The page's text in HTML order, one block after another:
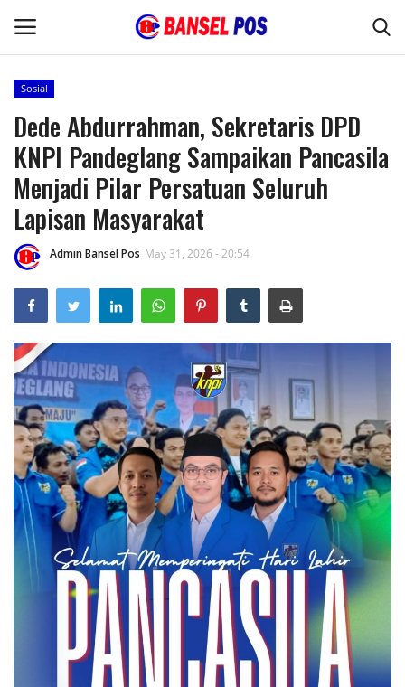
Home
Kode Etik Jurnalistik
Pedoman Media Siber
Budaya
Wisata
Kontak
Opini
Kecamatan
Redaksi
Kodam 3/Siliwangi
Presiden dan Wakil Presiden RI
Pemerintah Privinsi
Sosial
Dede Abdurrahman, Sekretaris DPD
KNPI Pandeglang Sampaikan Pancasila
Menjadi Pilar Persatuan Seluruh
Lapisan Masyarakat
Admin Bansel Pos May 31, 2026 - 20:54